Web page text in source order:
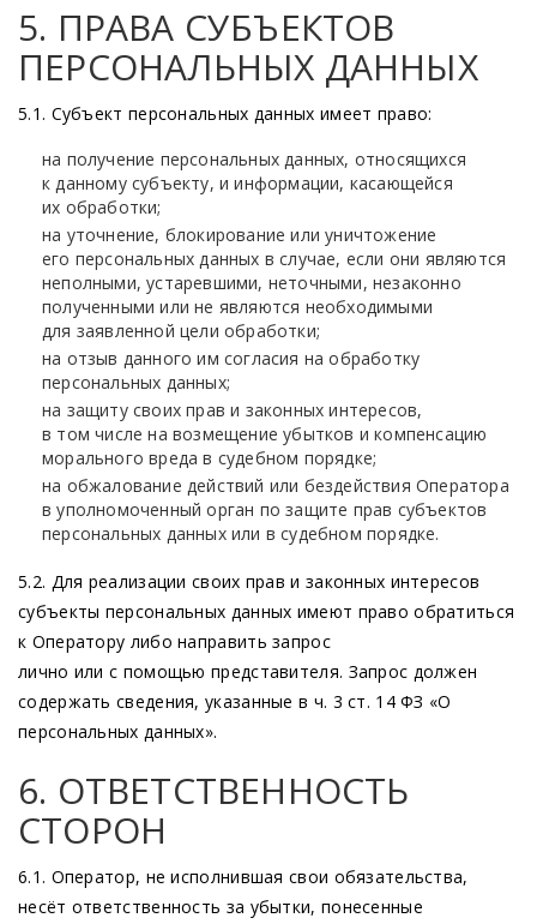
5. ПРАВА СУБЪЕКТОВ
ПЕРСОНАЛЬНЫХ ДАННЫХ
5.1. Субъект персональных данных имеет право:
на получение персональных данных, относящихся
к данному субъекту, и информации, касающейся
их обработки;
на уточнение, блокирование или уничтожение
его персональных данных в случае, если они являются
неполными, устаревшими, неточными, незаконно
полученными или не являются необходимыми
для заявленной цели обработки;
на отзыв данного им согласия на обработку
персональных данных;
на защиту своих прав и законных интересов,
в том числе на возмещение убытков и компенсацию
морального вреда в судебном порядке;
на обжалование действий или бездействия Оператора
в уполномоченный орган по защите прав субъектов
персональных данных или в судебном порядке.
5.2. Для реализации своих прав и законных интересов
субъекты персональных данных имеют право обратиться
к Оператору либо направить запрос
лично или с помощью представителя. Запрос должен
содержать сведения, указанные в ч. 3 ст. 14 ФЗ «О
персональных данных».
6. ОТВЕТСТВЕННОСТЬ
СТОРОН
6.1. Оператор, не исполнившая свои обязательства,
несёт ответственность за убытки, понесенные